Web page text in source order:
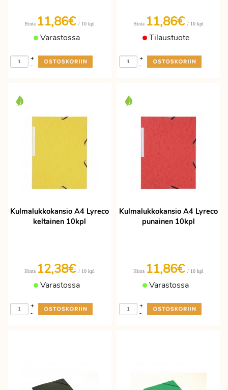
Hinta 11,86€ / 10 kpl
Varastossa
-
+
Hinta 11,86€ / 10 kpl
Tilaustuote
-
+
Kulmalukkokansio A4 Lyreco
keltainen 10kpl
Hinta 12,38€ / 10 kpl
Varastossa
-
+
Kulmalukkokansio A4 Lyreco
punainen 10kpl
Hinta 11,86€ / 10 kpl
Varastossa
-
+